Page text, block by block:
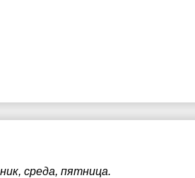
среда, пятница.